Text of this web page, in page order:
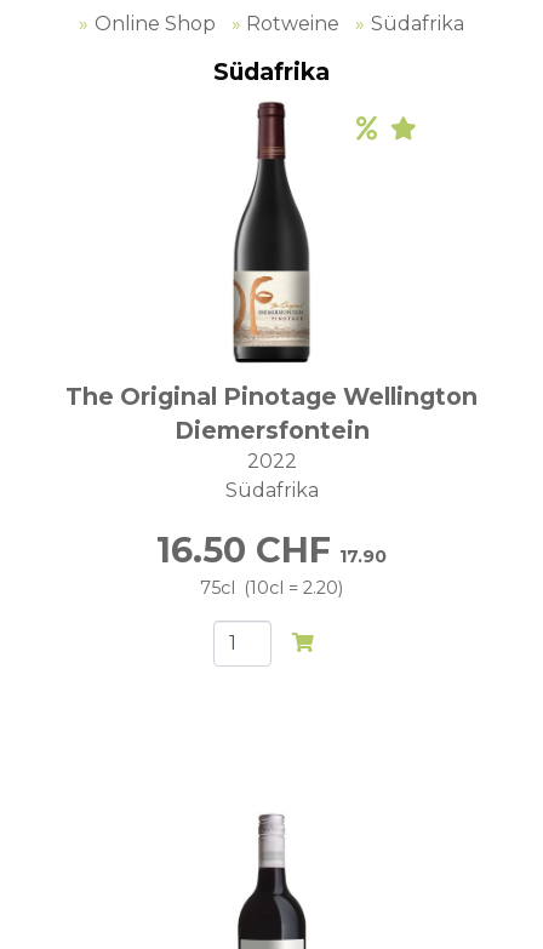
Online Shop Rotweine Südafrika
Südafrika
The Original Pinotage Wellington
Diemersfontein
2022
Südafrika
16.50 CHF 17.90
75cl
10cl = 2.20